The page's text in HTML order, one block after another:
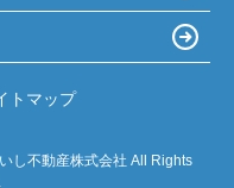
トマップ
し不動産株式会社 All Rights